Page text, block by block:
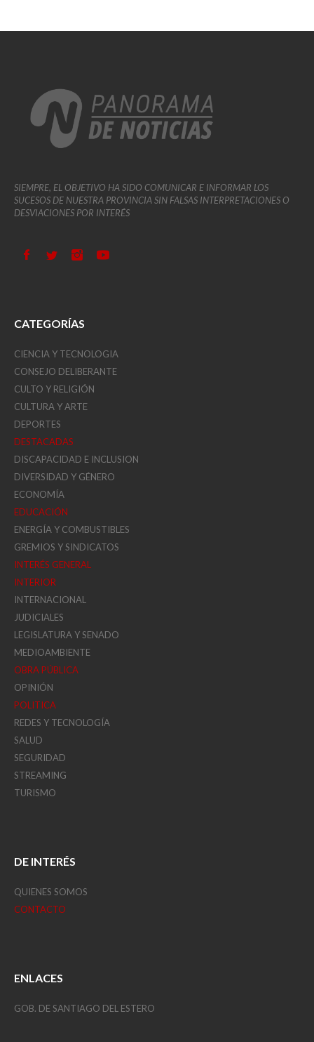
SIEMPRE, EL OBJETIVO HA SIDO COMUNICAR E INFORMAR LOS
SUCESOS DE NUESTRA PROVINCIA SIN FALSAS INTERPRETACIONES O
DESVIACIONES POR INTERÉS
CATEGORÍAS
CIENCIA Y TECNOLOGIA
CONSEJO DELIBERANTE
CULTO Y RELIGIÓN
CULTURA Y ARTE
DEPORTES
DESTACADAS
DISCAPACIDAD E INCLUSION
DIVERSIDAD Y GÉNERO
ECONOMÍA
EDUCACIÓN
ENERGÍA Y COMBUSTIBLES
GREMIOS Y SINDICATOS
INTERÉS GENERAL
INTERIOR
INTERNACIONAL
JUDICIALES
LEGISLATURA Y SENADO
MEDIOAMBIENTE
OBRA PÚBLICA
OPINIÓN
POLITICA
REDES Y TECNOLOGÍA
SALUD
SEGURIDAD
STREAMING
TURISMO
DE INTERÉS
QUIENES SOMOS
CONTACTO
ENLACES
GOB. DE SANTIAGO DEL ESTERO